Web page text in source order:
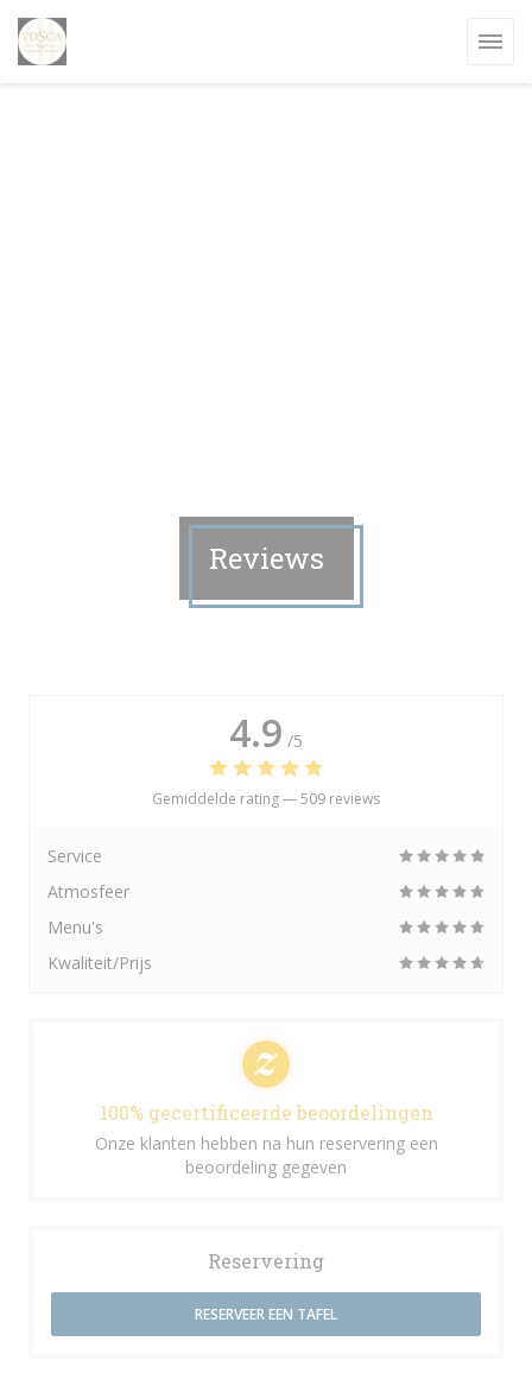
Reviews
4.9 /5
Gemiddelde rating —509 reviews
Service
Atmosfeer
Menu's
Kwaliteit/Prijs
100% gecertificeerde beoordelingen
Onze klanten hebben na hun reservering een
beoordeling gegeven
Reservering
RESERVEER EEN TAFEL